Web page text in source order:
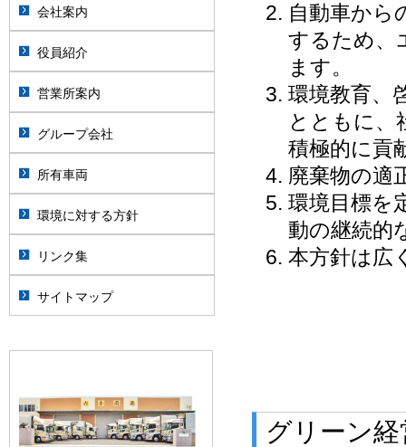
会社案内
役員紹介
営業所案内
グループ会社
所有車両
環境に対する方針
リンク集
サイトマップ
自動車から
するため、
ます。
環境教育、
とともに、
積極的に貢
廃棄物の適
環境目標を
動の継続的
本方針は広
グリーン